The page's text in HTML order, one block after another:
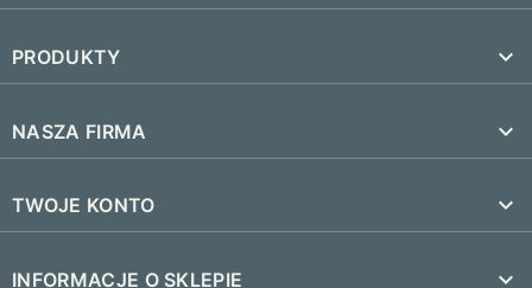
PRODUKTY 
Najczęściej kupowane
NASZA FIRMA 
Regulamin
TWOJE KONTO 
INFORMACJE O SKLEPIE keyboard_arrow_down